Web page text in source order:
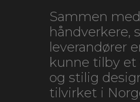
Sammen
håndverkere,
leverandører
kunne tilby
og stilig
tilvirket i